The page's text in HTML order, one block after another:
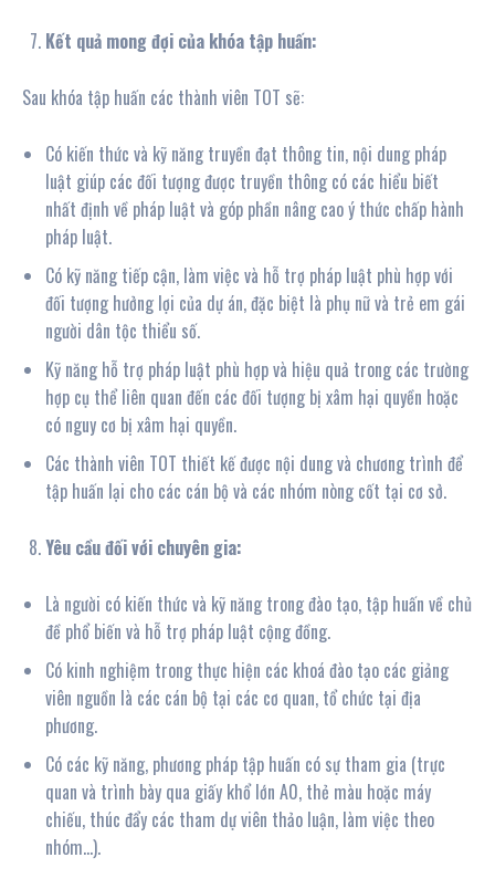
Kết quả mong đợi của khóa tập huấn:
Sau khóa tập huấn các thành viên TOT sẽ:
Có kiến thức và kỹ năng truyền đạt thông tin, nội dung pháp
luật giúp các đối tượng được truyền thông có các hiểu biết
nhất định về pháp luật và góp phần nâng cao ý thức chấp hành
pháp luật.
Có kỹ năng tiếp cận, làm việc và hỗ trợ pháp luật phù hợp với
đối tượng hưởng lợi của dự án, đặc biệt là phụ nữ và trẻ em gái
người dân tộc thiểu số.
Kỹ năng hỗ trợ pháp luật phù hợp và hiệu quả trong các trường
hợp cụ thể liên quan đến các đối tượng bị xâm hại quyền hoặc
có nguy cơ bị xâm hại quyền.
Các thành viên TOT thiết kế được nội dung và chương trình để
tập huấn lại cho các cán bộ và các nhóm nòng cốt tại cơ sở.
Yêu cầu đối với chuyên gia:
Là người có kiến thức và kỹ năng trong đào tạo, tập huấn về chủ
đề phổ biến và hỗ trợ pháp luật cộng đồng.
Có kinh nghiệm trong thực hiện các khoá đào tạo các giảng
viên nguồn là các cán bộ tại các cơ quan, tổ chức tại địa
phương.
Có các kỹ năng, phương pháp tập huấn có sự tham gia (trực
quan và trình bày qua giấy khổ lớn A0, thẻ màu hoặc máy
chiếu, thúc đẩy các tham dự viên thảo luận, làm việc theo
nhóm…).